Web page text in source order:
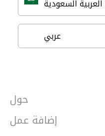
حول
إضافة عمل